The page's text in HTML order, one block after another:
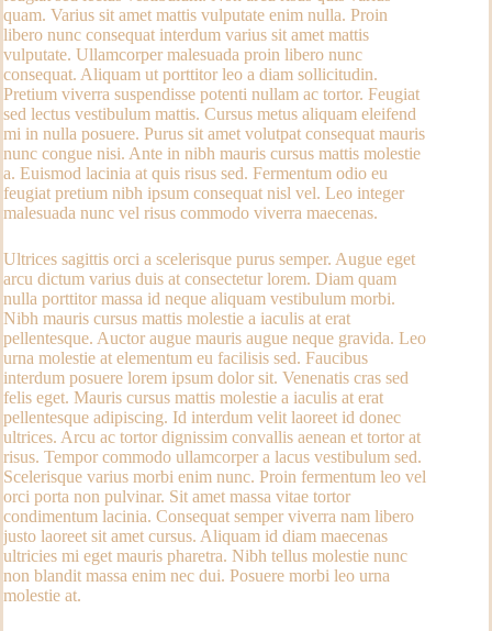
quam. Varius sit amet mattis vulputate enim nulla. Proin
libero nunc consequat interdum varius sit amet mattis
vulputate. Ullamcorper malesuada proin libero nunc
consequat. Aliquam ut porttitor leo a diam sollicitudin.
Pretium viverra suspendisse potenti nullam ac tortor. Feugiat
sed lectus vestibulum mattis. Cursus metus aliquam eleifend
mi in nulla posuere. Purus sit amet volutpat consequat mauris
nunc congue nisi. Ante in nibh mauris cursus mattis molestie
a. Euismod lacinia at quis risus sed. Fermentum odio eu
feugiat pretium nibh ipsum consequat nisl vel. Leo integer
malesuada nunc vel risus commodo viverra maecenas.
Ultrices sagittis orci a scelerisque purus semper. Augue eget
arcu dictum varius duis at consectetur lorem. Diam quam
nulla porttitor massa id neque aliquam vestibulum morbi.
Nibh mauris cursus mattis molestie a iaculis at erat
pellentesque. Auctor augue mauris augue neque gravida. Leo
urna molestie at elementum eu facilisis sed. Faucibus
interdum posuere lorem ipsum dolor sit. Venenatis cras sed
felis eget. Mauris cursus mattis molestie a iaculis at erat
pellentesque adipiscing. Id interdum velit laoreet id donec
ultrices. Arcu ac tortor dignissim convallis aenean et tortor at
risus. Tempor commodo ullamcorper a lacus vestibulum sed.
Scelerisque varius morbi enim nunc. Proin fermentum leo vel
orci porta non pulvinar. Sit amet massa vitae tortor
condimentum lacinia. Consequat semper viverra nam libero
justo laoreet sit amet cursus. Aliquam id diam maecenas
ultricies mi eget mauris pharetra. Nibh tellus molestie nunc
non blandit massa enim nec dui. Posuere morbi leo urna
molestie at.